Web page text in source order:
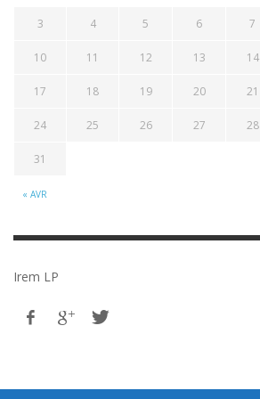
« AVR
3 4 5 6 7
10 11 12 13 14
17 18 19 20 21
24 25 26 27 28
31
Irem LP